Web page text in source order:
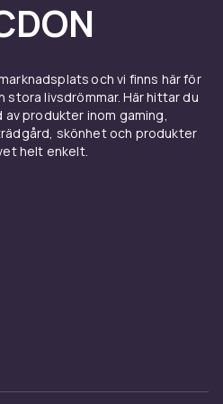
i stället för att de
golvet. Ska du få bättre
gymnastik finns
under kalk till
och höjdträning
och rörlighet används
banor och
med
på hög höjd.
och underliv
för
och vi finns här för
stora livsdrömmar. Här hittar du
produkter inom gaming,
skönhet och produkter
helt enkelt.